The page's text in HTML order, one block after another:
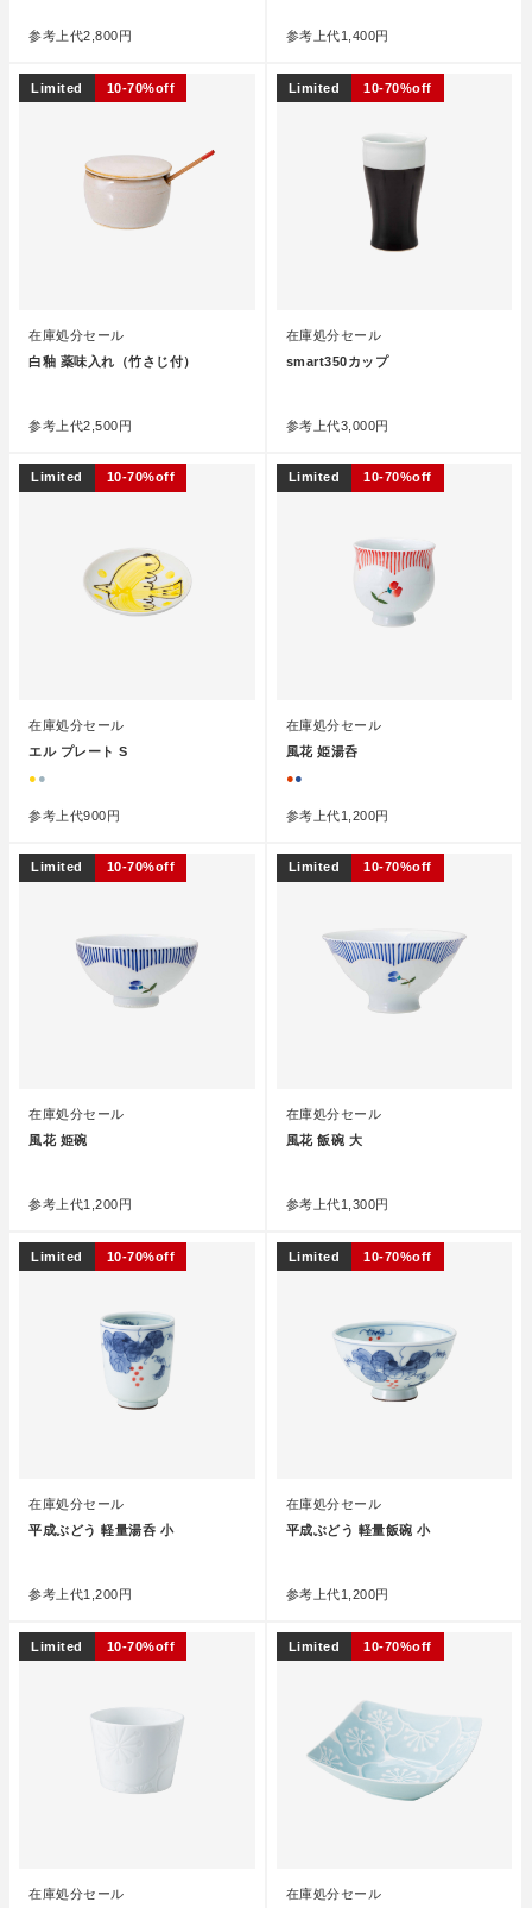
参考上代2,800円 参考上代1,400円
在庫処分セール
白釉 薬味入れ（竹さじ付）
参考上代2,500円
Limited 10-70%off
在庫処分セール
smart350カップ
参考上代3,000円
Limited 10-70%off
在庫処分セール
エル プレート S
● ●
参考上代900円
Limited 10-70%off
在庫処分セール
風花 姫湯呑
●●
参考上代1,200円
Limited 10-70%off
在庫処分セール
風花 姫碗
参考上代1,200円
Limited 10-70%off
在庫処分セール
風花 飯碗 大
参考上代1,300円
Limited 10-70%off
在庫処分セール
平成ぶどう 軽量湯呑 小
参考上代1,200円
Limited 10-70%off
在庫処分セール
平成ぶどう 軽量飯碗 小
参考上代1,200円
Limited 10-70%off
在庫処分セール
Limited 10-70%off
在庫処分セール
Limited 10-70%off